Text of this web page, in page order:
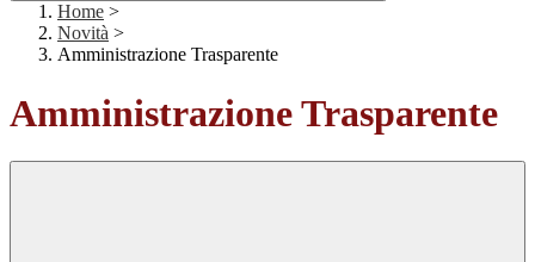
Home >
Novità >
Amministrazione Trasparente
Amministrazione Trasparente